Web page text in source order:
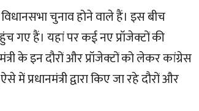
चुनाव होने वाले हैं। इस बीच
गए हैं। यहां पर कई नए प्रॉजेक्टों की
के इन दौरों और प्रॉजेक्टों को लेकर कांग्रेस
द्वारा किए जा रहे दौरों और